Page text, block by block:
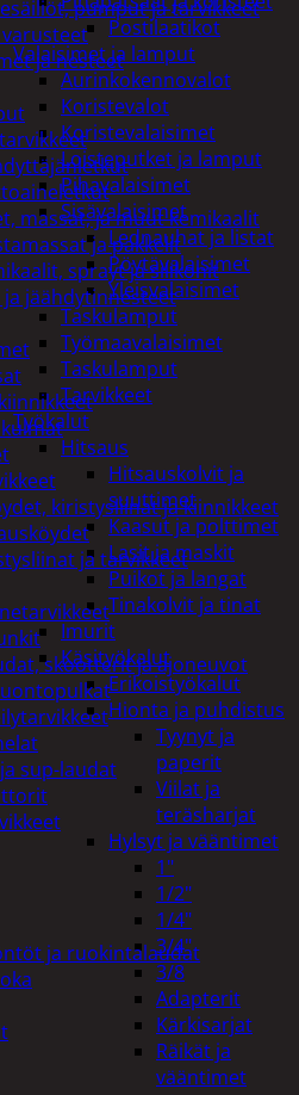
Postilaatikot
Valaisimet ja lamput
Aurinkokennovalot
Koristevalot
Koristevalaisimet
Loisteputket ja lamput
Pihavalaisimet
Sisävalaisimet
Lednauhat ja listat
Pöytävalaisimet
Yleisvalaisimet
Taskulamput
Työmaavalaisimet
Taskulamput
Tarvikkeet
Työkalut
Hitsaus
Hitsauskolvit ja
suuttimet
Kaasut ja polttimet
Lasit ja maskit
Puikot ja langat
Tinakolvit ja tinat
Imurit
Käsityökalut
Erikoistyökalut
Hionta ja puhdistus
Tyynyt ja
paperit
Viilat ja
teräsharjat
Hylsyt ja vääntimet
1"
1/2"
1/4"
3/4"
3/8
Adapterit
Kärkisarjat
Räikät ja
vääntimet
pumput ja tarvikkeet
ja nesteet
massat, ja muut kemikaalit
ja pakkelit
sprayt ja silikonit
ja jäähdytinnesteet
kiristysliinat ja kiinnikkeet
ja tarvikkeet
skootterit ja ajoneuvot
sup-laudat
ja ruokintalaudat